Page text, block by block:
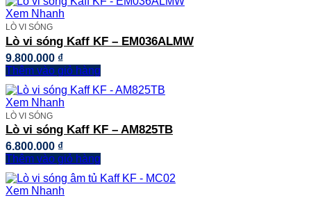
Xem Nhanh
LÒ VI SÓNG
Lò vi sóng Kaff KF – EM036ALMW
9.800.000 ₫
Thêm vào giỏ hàng
Xem Nhanh
LÒ VI SÓNG
Lò vi sóng Kaff KF – AM825TB
6.800.000 ₫
Thêm vào giỏ hàng
Xem Nhanh